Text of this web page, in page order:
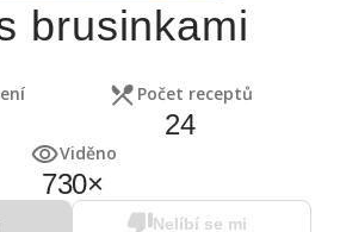
brusinkami
Počet receptů
24
Viděno
730×
Nelíbí se mi